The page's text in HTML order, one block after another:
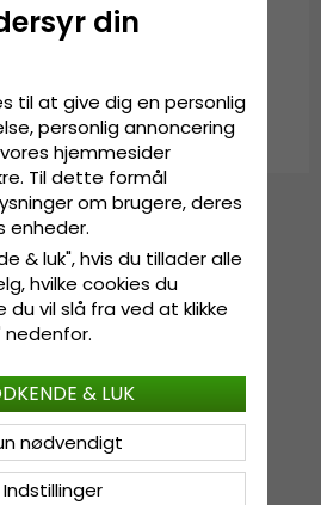
din
til at give dig en personlig
personlig annoncering
hjemmesider
Til dette formål
om brugere, deres
enheder.
& luk", hvis du tillader alle
hvilke cookies du
du vil slå fra ved at klikke
nedenfor.
Indstillinger
nødvendigt
& LUK